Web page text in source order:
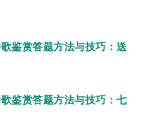
鉴赏答题方法与技巧：送
鉴赏答题方法与技巧：七